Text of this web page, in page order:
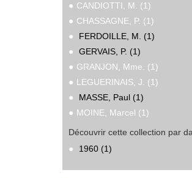
CANDIOTTI, M. (1)
CHASSAGNE, P. (1)
FERDOILLE, M. (1)
GERVAIS, P. (1)
GRANJON, Mme. (1)
LEGUERINAIS, J. (1)
MASSE, Paul (1)
MOINE, Marcel (1)
Découvrir cette collection par
1960 (1)